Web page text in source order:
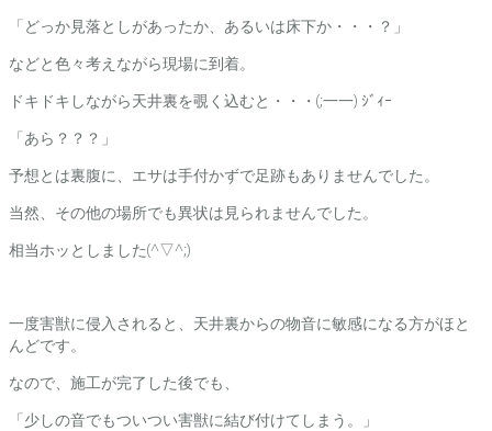
「どっか見落としがあったか、あるいは床下か・・・？」
などと色々考えながら現場に到着。
ドキドキしながら天井裏を覗く込むと・・・(;一一) ｼﾞｨｰ
「あら？？？」
予想とは裏腹に、エサは手付かずで足跡もありませんでした。
当然、その他の場所でも異状は見られませんでした。
相当ホッとしました(^▽^;)
一度害獣に侵入されると、天井裏からの物音に敏感になる方がほと
んどです。
なので、施工が完了した後でも、
「少しの音でもついつい害獣に結び付けてしまう。」